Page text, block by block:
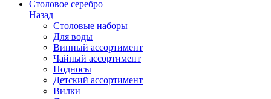
Столовое серебро
Назад
Столовые наборы
Для воды
Винный ассортимент
Чайный ассортимент
Подносы
Детский ассортимент
Вилки